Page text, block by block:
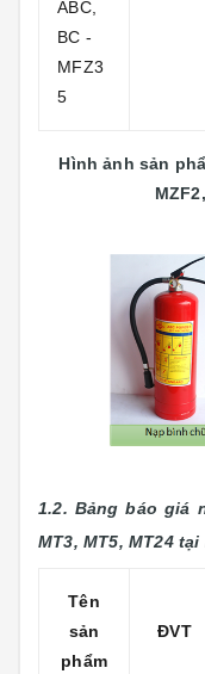
ABC,
BC -
MFZ3
5
Hình ảnh sản
1.2. Bảng báo giá
MT3, MT5, MT24
Tên
sản
phẩm
ĐVT